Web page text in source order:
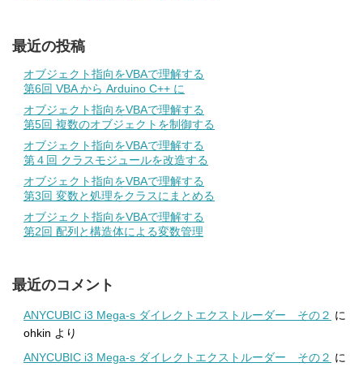
最近の投稿
オブジェクト指向をVBAで理解する
第6回 VBA から Arduino C++ に
オブジェクト指向をVBAで理解する
第5回 複数のオブジェクトを制御する
オブジェクト指向をVBAで理解する
第４回 クラスモジュールを改造する
オブジェクト指向をVBAで理解する
第3回 変数と処理をクラスにまとめる
オブジェクト指向をVBAで理解する
第2回 配列と構造体による変数管理
最近のコメント
ANYCUBIC i3 Mega-s ダイレクトエクストルーダー その２ に
ohkin より
ANYCUBIC i3 Mega-s ダイレクトエクストルーダー その２ に